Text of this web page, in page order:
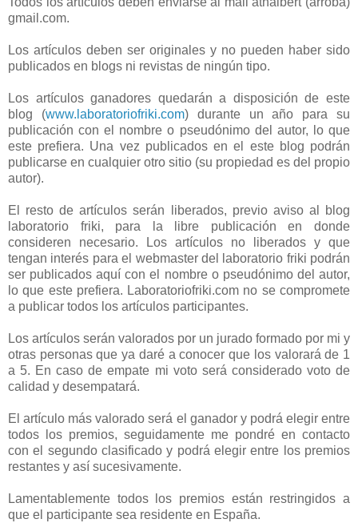
gmail.com.
Los artículos deben ser originales y no pueden haber sido
publicados en blogs ni revistas de ningún tipo.
Los artículos ganadores quedarán a disposición de este
blog (www.laboratoriofriki.com) durante un año para su
publicación con el nombre o pseudónimo del autor, lo que
este prefiera. Una vez publicados en el este blog podrán
publicarse en cualquier otro sitio (su propiedad es del propio
autor).
El resto de artículos serán liberados, previo aviso al blog
laboratorio friki, para la libre publicación en donde
consideren necesario. Los artículos no liberados y que
tengan interés para el webmaster del laboratorio friki podrán
ser publicados aquí con el nombre o pseudónimo del autor,
lo que este prefiera. Laboratoriofriki.com no se compromete
a publicar todos los artículos participantes.
Los artículos serán valorados por un jurado formado por mi y
otras personas que ya daré a conocer que los valorará de 1
a 5. En caso de empate mi voto será considerado voto de
calidad y desempatará.
El artículo más valorado será el ganador y podrá elegir entre
todos los premios, seguidamente me pondré en contacto
con el segundo clasificado y podrá elegir entre los premios
restantes y así sucesivamente.
Lamentablemente todos los premios están restringidos a
que el participante sea residente en España.